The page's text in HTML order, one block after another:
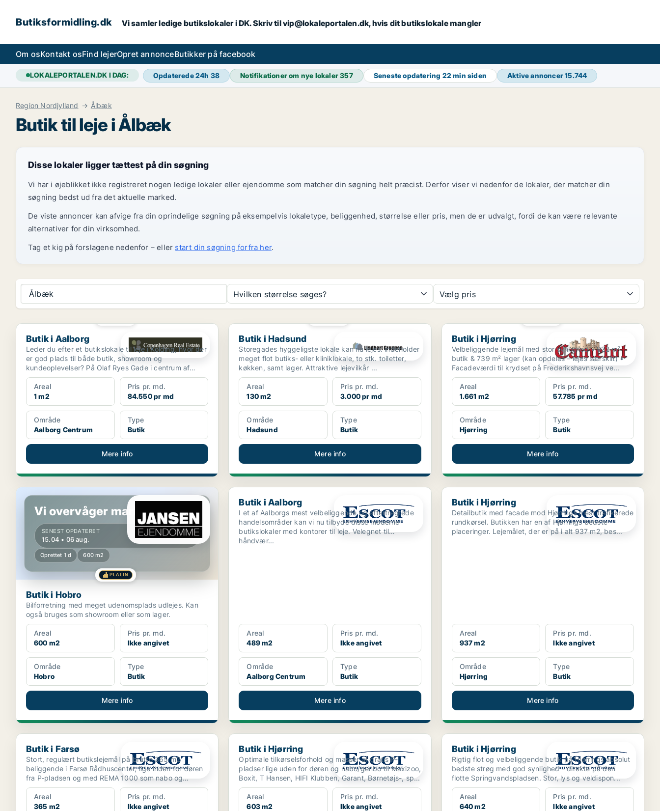
Butiksformidling.dk Vi samler ledige butikslokaler i DK. Skriv til vip@lokaleportalen.dk, hvis dit butikslokale mangler
Om osKontakt osFind lejerOpret annonceButikker på facebook
LOKALEPORTALEN.DK I DAG: Opdaterede 24h 38 Notifikationer om nye lokaler357 Seneste opdatering 22 min siden Aktive annoncer15.744
Region Nordjylland Ålbæk
Butik til leje i Ålbæk
Disse lokaler ligger tættest på din søgning
Vi har i øjeblikket ikke registreret nogen ledige lokaler eller ejendomme som matcher din søgning helt præcist. Derfor viser vi nedenfor de lokaler, der matcher din
søgning bedst ud fra det aktuelle marked.
De viste annoncer kan afvige fra din oprindelige søgning på eksempelvis lokaletype, beliggenhed, størrelse eller pris, men de er udvalgt, fordi de kan være relevante
alternativer for din virksomhed.
Tag et kig på forslagene nedenfor – eller start din søgning forfra her.
Ålbæk Hvilken størrelse søges? Vælg pris
Butik i Aalborg
Butik i Aalborg
Leder du efter et butikslokale til leje i Kolding, hvor der
er god plads til både butik, showroom og
kundeoplevelser? På Olaf Ryes Gade i centrum af
Kolding ...
Areal
1 m2
Pris pr. md.
84.550 pr md
Område
Aalborg Centrum
Type
Butik
Mere info
Butik i Hadsund
Butik i Hadsund
Storegades hyggeligste lokale kan nu lejes. indeholder
meget flot butiks- eller kliniklokale, to stk. toiletter,
køkken, samt lager. Attraktive lejevilkår ...
Areal
130 m2
Pris pr. md.
3.000 pr md
Område
Hadsund
Type
Butik
Mere info
Butik i Hjørring
Butik i Hjørring
Velbeliggende lejemål med stor synlighed • 922 m²
butik & 739 m² lager (kan opdeles – lejes særskilt) •
Facadeværdi til krydset på Fre­de­riks­havns­vej ve...
Areal
1.661 m2
Pris pr. md.
57.785 pr md
Område
Hjørring
Type
Butik
Mere info
Butik i Hobro
Vi overvåger markedet!
SENEST OPDATERET
15.04 • 06 aug.
Oprettet 1 d 600 m2
PLATIN
Butik i Hobro
Bilforretning med meget udenomsplads udlejes. Kan
også bruges som showroom eller som lager.
Areal
600 m2
Pris pr. md.
Ikke angivet
Område
Hobro
Type
Butik
Mere info
Butik i Aalborg
Butik i Aalborg
I et af Aalborgs mest velbeliggende og eftertragtede
handelsområder kan vi nu tilbyde disse moderne
butikslokaler med kontorer til leje. Velegnet til
håndvær...
Areal
489 m2
Pris pr. md.
Ikke angivet
Område
Aalborg Centrum
Type
Butik
Mere info
Butik i Hjørring
Butik i Hjørring
Detailbutik med facade mod Hjørrings mest trafikerede
rundkørsel. Butikken har en af Hjørrings bedste
placeringer. Lejemålet, der er på i alt 937 m2, bes...
Areal
937 m2
Pris pr. md.
Ikke angivet
Område
Hjørring
Type
Butik
Mere info
Butik i Farsø
Butik i Farsø
Stort, regulært butikslejemål på brutto 365 m2
beliggende i Farsø Rådhuscenter, lige inden for døren
fra P-pladsen og med REMA 1000 som nabo og
SuperBrugsen ...
Areal
365 m2
Pris pr. md.
Ikke angivet
Butik i Hjørring
Butik i Hjørring
Optimale tilkørselsforhold og masser af gratis P-
pladser lige uden for døren og nabo/genbo til Maxizoo,
Boxit, T Hansen, HIFI Klubben, Garant, Børnetøjs-, sp...
Areal
603 m2
Pris pr. md.
Ikke angivet
Butik i Hjørring
Butik i Hjørring
Rigtig flot og velbeliggende butik på Hjørrings absolut
bedste strøg med god synlighed - direkte på den
flotte Springvandspladsen. Stor, lys og veldispon...
Areal
640 m2
Pris pr. md.
Ikke angivet